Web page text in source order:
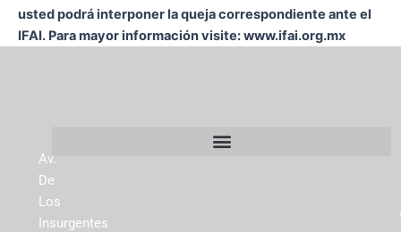
usted podrá interponer la queja correspondiente ante el
IFAI. Para mayor información visite: www.ifai.org.mx
Av.
De
Los
Insurgentes